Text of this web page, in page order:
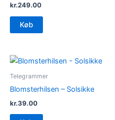
kr.249.00
Køb
Telegrammer
Blomsterhilsen – Solsikke
kr.39.00